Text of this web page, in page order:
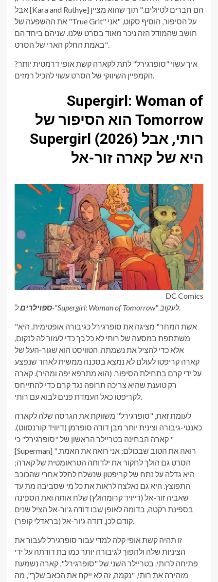
אבל [Kara and Ruthye] הם חברים לטיולים." תוך שהוא מציין
את ההשפעה של "True Grit" על הסיפור, הוסיף סקוט, "אני
חושב שהמודל הזה ניכר מאוד בסרט שלנו. שניהם ביחד הם
באמת החלק הארי של הסרט".
איך עשוי "סופרגירל" לתת לקארה קשת אופי דרמטית יותר?
הקמפיין השיווקי של הסרט עשוי להכיל רמזים.
Supergirl: Woman of
Tomorrow הוא הסיפור של
רותי, אבל Supergirl (2026)
היא של קארה זור-אל
DC Comics
ספוילרים
ל-"Supergirl: Woman of Tomorrow" לעקוב.
"אשת המחר" מציגה את סופרגירל כגיבורה אופטימית. היא
משתתפת במסעה של רותי לא כל כך כדי לעזור לה לנקום,
אלא כדי להציל את נשמתה. הטוויסט הוא שגור-העל של
קארה קריפטו לעולם לא נמצא בסכנה ממשית לאחר שנפצע
על ידי קרם בתחילת הסיפור. (הוא מתרפא יפה ומהיר). קארה
רק טוענת שהיא צריכה תרופה נגד קרם כדי להתייחס
לקריפטו כאל העמדת פנים לבוא עם רותי.
לעומת זאת, "סופרגירל" משווקת את הגרסה שלה לקארה
כאנטי-גיבורה וצינית יותר מבן דודה סופרמן (דיוויד קורנסווט).
קארה הבחינה בטריילר הראשון של "סופרגירל" כי "
[Superman] רואה את הטוב שבכולם; אני רואה את האמת."
הסרט גם הולך לחקור את ילדותה הטראומטית של קארה;
היא גדלה על נתח של קריפטון שנשלח לחלל אחרי שהכוכב
התפוצץ. היא גם נאלצה לראות את כל מי שסביבה מת עד
שאביה זור-אל (דייויד קרומהולץ) שלח אותה ואת הספינה
בספינת רקטה, בדומה לאופן שבו דודה ג'ור-אל הציל שנים
קודם לכן, דודה ג'ור-אל (בראדלי קופר).
זו תהיה קשת אופי קלה למדי עבור סופרגירל לעבור את
הציניות שלה ולהפוך לגיבורה יותר כמו בת דודתה על ידי
פתיחה לרותי. בטריילר השני של "סופרגירל", קארה נשמעת
מזהירה את רותי, "נקמה, זה לא ייקח את הכאב שלך", מה